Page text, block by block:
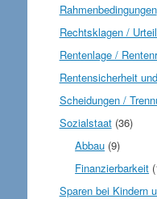
Rahmenbedingungen
Rechtsklagen /
Rentenlage /
Rentensicherheit
Scheidungen /
Sozialstaat(36)
Abbau (9)
Finanzierbarkeit
Sparen bei Kindern